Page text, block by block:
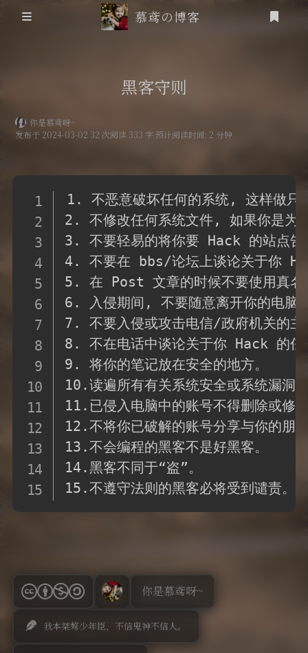
靶场笔记
吟诗
friends
追番
RSS
说说
慕鸢の博客
登录
黑客守则
你是慕鸢呀~
发布于 2024-03-02 32 次阅读 333 字 预计阅读时间: 2 分钟
1. 不恶意破坏任何的系统, 这样做只
2. 不修改任何系统文件, 如果你是为
3. 不要轻易的将你要 Hack 的站点告
4. 不要在 bbs/论坛上谈论关于你
5. 在 Post 文章的时候不要使用真名
6. 入侵期间, 不要随意离开你的电脑
7. 不要入侵或攻击电信/政府机关的主
8. 不在电话中谈论关于你 Hack 的任
9. 将你的笔记放在安全的地方。
10.读遍所有有关系统安全或系统漏
11.已侵入电脑中的账号不得删除或修
12.不将你已破解的账号分享与你的朋
13.不会编程的黑客不是好黑客。
14.黑客不同于“盗”。
15.不遵守法则的黑客必将受到谴责。
你是慕鸢呀~
我本桀骜少年臣，不信鬼神不信人。